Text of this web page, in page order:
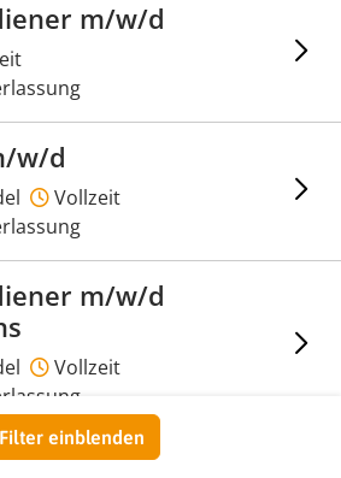
Filter einblenden
m/w/d
w/d
Vollzeit
m/w/d
Vollzeit
m/w/d